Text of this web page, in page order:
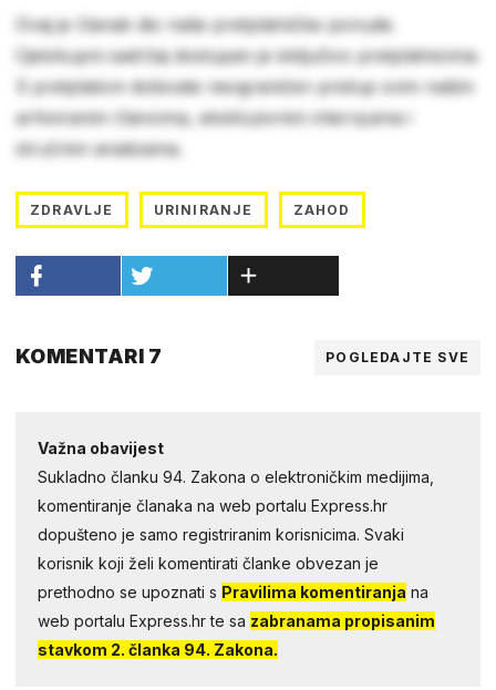
Ovaj je članak dio naše pretplatničke ponude.
Cjelokupni sadržaj dostupan je isključivo pretplatnicima.
S pretplatom dobivate neograničen pristup svim našim
arhiviranim člancima, ekskluzivnim intervjuima i
stručnim analizama.
ZDRAVLJE URINIRANJE ZAHOD
KOMENTARI 7 POGLEDAJTE SVE
Važna obavijest
Sukladno članku 94. Zakona o elektroničkim medijima,
komentiranje članaka na web portalu Express.hr
dopušteno je samo registriranim korisnicima. Svaki
korisnik koji želi komentirati članke obvezan je
prethodno se upoznati s Pravilima komentiranja na
web portalu Express.hr te sa zabranama propisanim
stavkom 2. članka 94. Zakona.